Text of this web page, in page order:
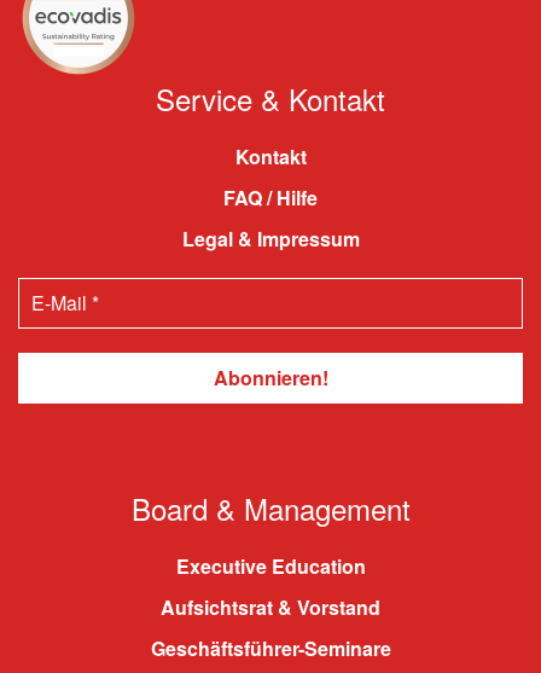
Service & Kontakt
Kontakt
FAQ / Hilfe
Legal & Impressum
Board & Management
Executive Education
Aufsichtsrat & Vorstand
Geschäftsführer-Seminare